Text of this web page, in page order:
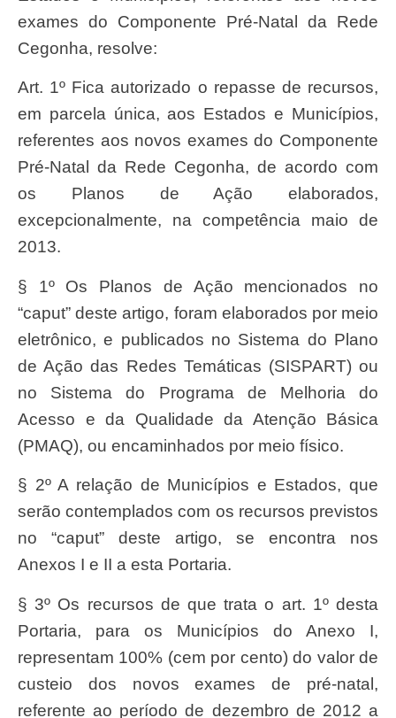
exames do Componente Pré-Natal da Rede
Cegonha, resolve:
Art. 1º Fica autorizado o repasse de recursos,
em parcela única, aos Estados e Municípios,
referentes aos novos exames do Componente
Pré-Natal da Rede Cegonha, de acordo com
os Planos de Ação elaborados,
excepcionalmente, na competência maio de
2013.
§ 1º Os Planos de Ação mencionados no
“caput” deste artigo, foram elaborados por meio
eletrônico, e publicados no Sistema do Plano
de Ação das Redes Temáticas (SISPART) ou
no Sistema do Programa de Melhoria do
Acesso e da Qualidade da Atenção Básica
(PMAQ), ou encaminhados por meio físico.
§ 2º A relação de Municípios e Estados, que
serão contemplados com os recursos previstos
no “caput” deste artigo, se encontra nos
Anexos I e II a esta Portaria.
§ 3º Os recursos de que trata o art. 1º desta
Portaria, para os Municípios do Anexo I,
representam 100% (cem por cento) do valor de
custeio dos novos exames de pré-natal,
referente ao período de dezembro de 2012 a